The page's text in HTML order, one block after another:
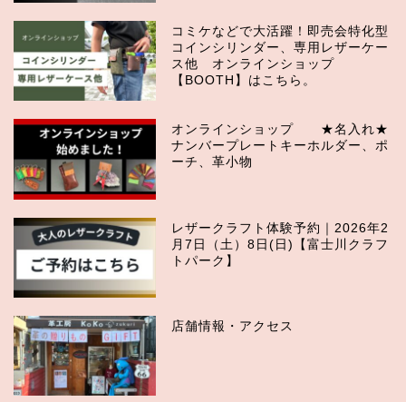
コミケなどで大活躍！即売会特化型
コインシリンダー、専用レザーケー
ス他 オンラインショップ
【BOOTH】はこちら。
オンラインショップ ★名入れ★
ナンバープレートキーホルダー、ポ
ーチ、革小物
レザークラフト体験予約｜2026年2
月7日（土）8日(日)【富士川クラフ
トパーク】
店舗情報・アクセス